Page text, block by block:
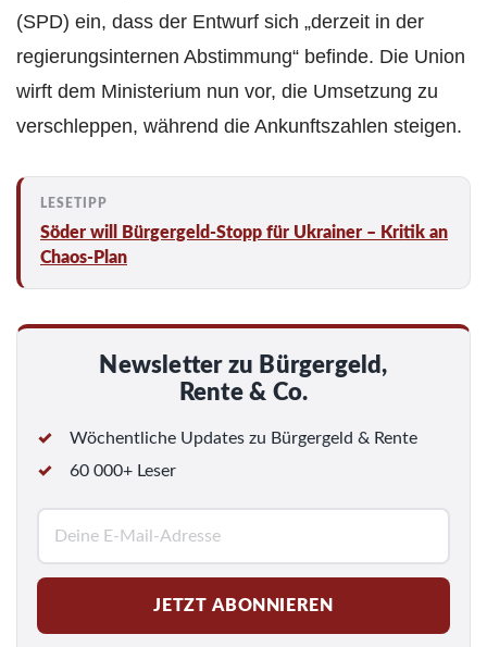
(SPD) ein, dass der Entwurf sich „derzeit in der
regierungsinternen Abstimmung“ befinde. Die Union
wirft dem Ministerium nun vor, die Umsetzung zu
verschleppen, während die Ankunftszahlen steigen.
Söder will Bürgergeld-Stopp für Ukrainer – Kritik an
Chaos-Plan
Newsletter zu Bürgergeld,
Rente & Co.
Wöchentliche Updates zu Bürgergeld & Rente
60 000+ Leser
M
a
i
JETZT ABONNIEREN